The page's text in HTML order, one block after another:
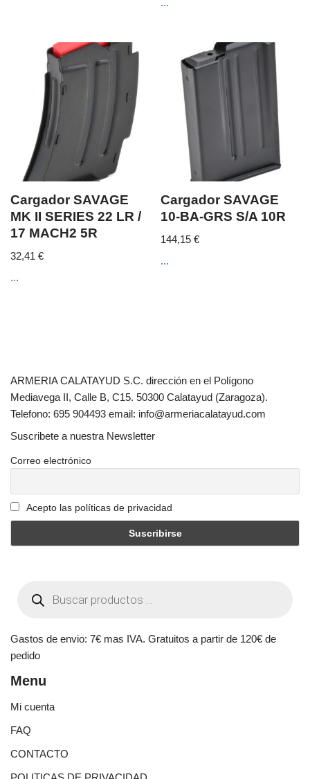
...
Cargador SAVAGE
MK II SERIES 22 LR /
17 MACH2 5R
32,41 €
...
Cargador SAVAGE
10-BA-GRS S/A 10R
144,15€
...
ARMERIA CALATAYUD S.C. dirección en el Polígono
Mediavega II, Calle B, C15. 50300 Calatayud (Zaragoza).
Telefono: 695 904493 email: info@armeriacalatayud.com
Suscribete a nuestra Newsletter
Correo electrónico
Acepto las políticas de privacidad
Gastos de envio: 7€ mas IVA. Gratuitos a partir de 120€ de
pedido
Menu
Mi cuenta
FAQ
CONTACTO